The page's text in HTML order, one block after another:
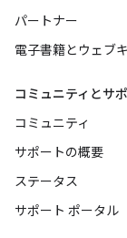
パートナー
電子書籍とウェブ
コミュニティとサ
コミュニティ
サポートの概要
ステータス
サポート ポータル